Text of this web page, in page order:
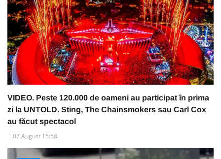
VIDEO. Peste 120.000 de oameni au participat în prima
zi la UNTOLD. Sting, The Chainsmokers sau Carl Cox
au făcut spectacol
07 August 15:58